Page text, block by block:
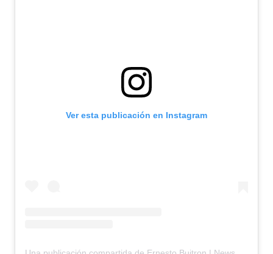
Ver esta publicación en Instagram